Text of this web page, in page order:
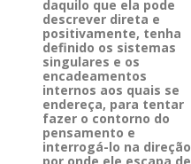
daquilo que ela pode
descrever direta e
positivamente, tenha
definido os sistemas
singulares e os
encadeamentos
internos aos quais se
endereça, para tentar
fazer o contorno do
pensamento e
interrogá-lo na direção